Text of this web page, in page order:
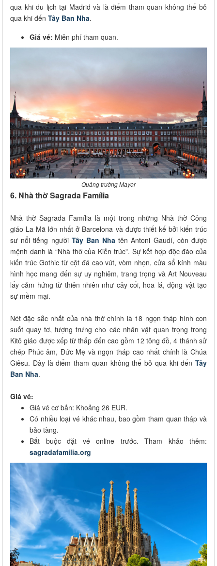
qua khi du lịch tại Madrid và là điểm tham quan không thể bỏ
qua khi đến Tây Ban Nha.
Giá vé: Miễn phí tham quan.
Quảng trường Mayor
6. Nhà thờ Sagrada Família
Nhà thờ Sagrada Família là một trong những Nhà thờ Công
giáo La Mã lớn nhất ở Barcelona và được thiết kế bởi kiến trúc
sư nổi tiếng người Tây Ban Nha tên Antoni Gaudí, còn được
mệnh danh là “Nhà thờ của Kiến trúc". Sự kết hợp độc đáo của
kiến trúc Gothic từ cột đá cao vút, vòm nhọn, cửa sổ kính màu
hình học mang đến sự uy nghiêm, trang trọng và Art Nouveau
lấy cảm hứng từ thiên nhiên như cây cối, hoa lá, động vật tạo
sự mềm mại.
Nét đặc sắc nhất của nhà thờ chính là 18 ngọn tháp hình con
suốt quay tơ, tượng trưng cho các nhân vật quan trọng trong
Kitô giáo được xếp từ thấp đến cao gồm 12 tông đồ, 4 thánh sử
chép Phúc âm, Đức Mẹ và ngọn tháp cao nhất chính là Chúa
Giêsu. Đây là điểm tham quan không thể bỏ qua khi đến Tây
Ban Nha.
Giá vé:
Giá vé cơ bản: Khoảng 26 EUR.
Có nhiều loại vé khác nhau, bao gồm tham quan tháp và
bảo tàng.
Bắt buộc đặt vé online trước. Tham khảo thêm:
sagradafamilia.org